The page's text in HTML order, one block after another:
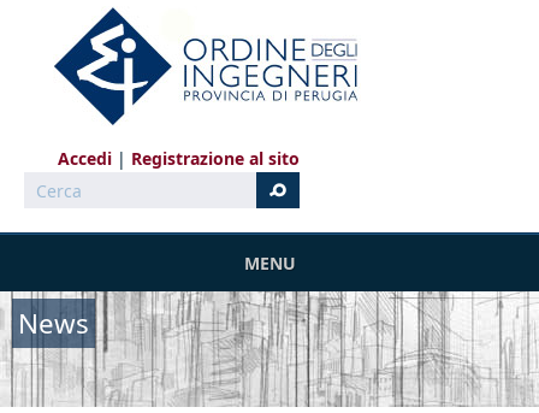
Salta al contenuto principale
Accedi
Registrazione al sito
Cerca
MENU
News